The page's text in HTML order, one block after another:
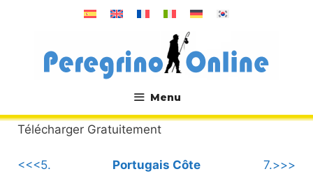
Menu
. Télécharger Gratuitement
<<<5. Portugais Côte 7.>>>